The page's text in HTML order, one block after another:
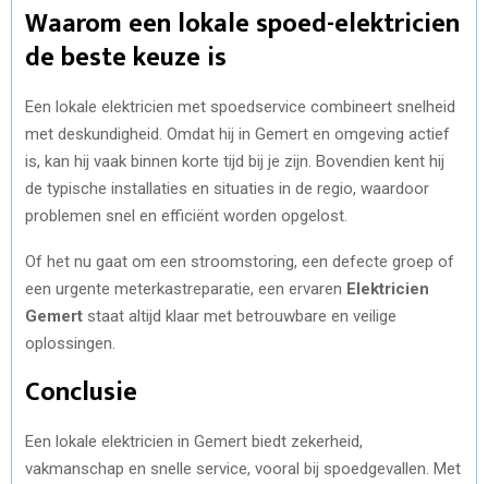
Waarom een lokale spoed-elektricien
de beste keuze is
Een lokale elektricien met spoedservice combineert snelheid
met deskundigheid. Omdat hij in Gemert en omgeving actief
is, kan hij vaak binnen korte tijd bij je zijn. Bovendien kent hij
de typische installaties en situaties in de regio, waardoor
problemen snel en efficiënt worden opgelost.
Of het nu gaat om een stroomstoring, een defecte groep of
een urgente meterkastreparatie, een ervaren Elektricien
Gemert staat altijd klaar met betrouwbare en veilige
oplossingen.
Conclusie
Een lokale elektricien in Gemert biedt zekerheid,
vakmanschap en snelle service, vooral bij spoedgevallen. Met